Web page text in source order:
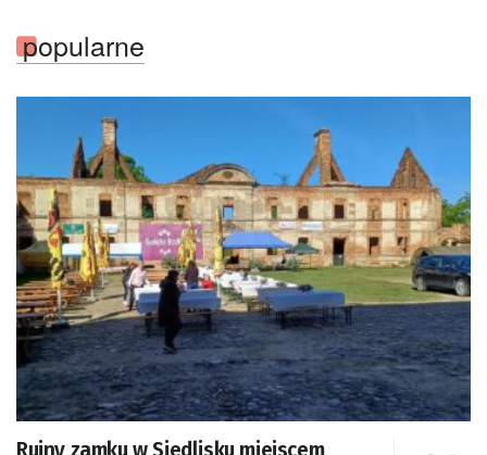
popularne
Ruiny zamku w Siedlisku miejscem